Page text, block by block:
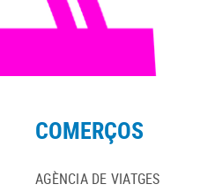
COMERÇOS
AGÈNCIA DE VIATGES